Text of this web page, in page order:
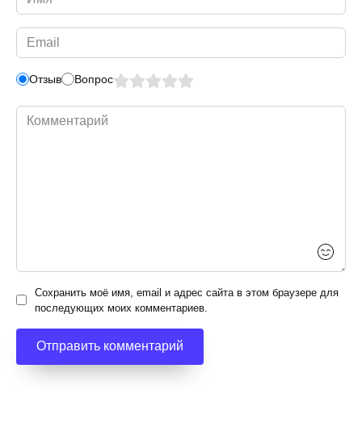
*
Email
*
Отзыв Вопрос
Комментарий
Сохранить моё имя, email и адрес сайта в этом браузере для
последующих моих комментариев.